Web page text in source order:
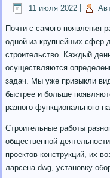
11 июля 2022
Почти с самого появления
одной из крупнейших сфер
строительство. Каждый
осуществляются
задач. Мы уже привыкли
быстрее и больше
разного функционального
Строительные работы
общественной
проектов конструкций, их
ларсена dwg, установку